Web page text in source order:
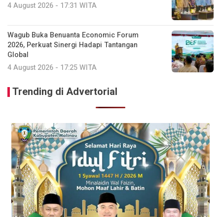
4 August 2026 - 17:31 WITA
Wagub Buka Benuanta Economic Forum
2026, Perkuat Sinergi Hadapi Tantangan
Global
4 August 2026 - 17:25 WITA
Trending di Advertorial